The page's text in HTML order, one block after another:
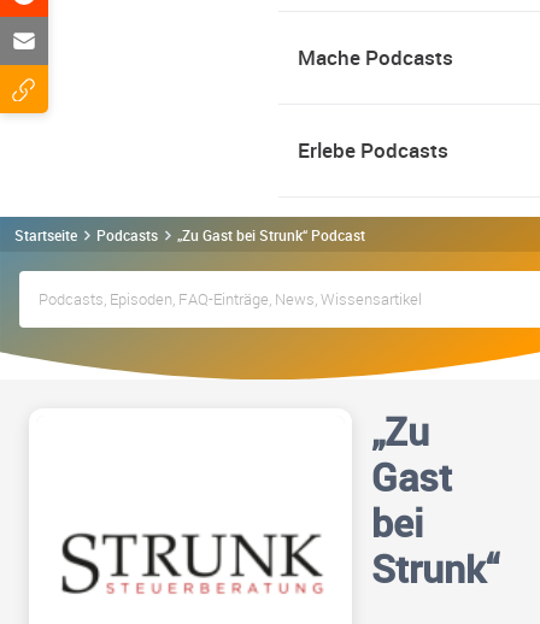
Mache Podcasts
Erlebe Podcasts
Startseite Podcasts „Zu Gast bei Strunk“ Podcast
„Zu
Gast
bei
Strunk“